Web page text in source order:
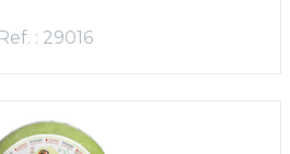
Ref. : 29016